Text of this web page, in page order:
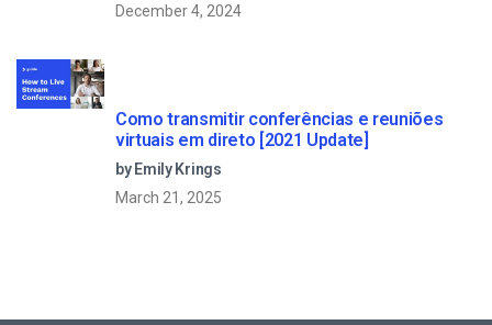
December 4, 2024
Como transmitir conferências e reuniões
virtuais em direto [2021 Update]
by Emily Krings
March 21, 2025